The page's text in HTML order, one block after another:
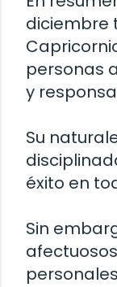
diciembre
personas
y
Su
éxito en
Sin